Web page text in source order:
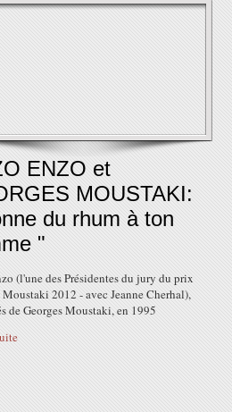
ENZO et
MOUSTAKI:
du rhum à ton
"
(l'une des Présidentes du jury du prix
Moustaki 2012 - avec Jeanne Cherhal),
de Georges Moustaki, en 1995